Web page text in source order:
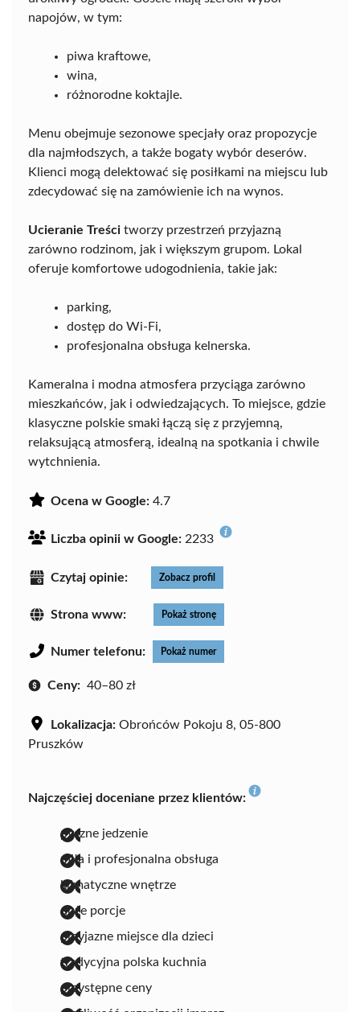
napojów, w tym:
piwa kraftowe,
wina,
różnorodne koktajle.
Menu obejmuje sezonowe specjały oraz propozycje
dla najmłodszych, a także bogaty wybór deserów.
Klienci mogą delektować się posiłkami na miejscu lub
zdecydować się na zamówienie ich na wynos.
Ucieranie Treści tworzy przestrzeń przyjazną
zarówno rodzinom, jak i większym grupom. Lokal
oferuje komfortowe udogodnienia, takie jak:
parking,
dostęp do Wi-Fi,
profesjonalna obsługa kelnerska.
Kameralna i modna atmosfera przyciąga zarówno
mieszkańców, jak i odwiedzających. To miejsce, gdzie
klasyczne polskie smaki łączą się z przyjemną,
relaksującą atmosferą, idealną na spotkania i chwile
wytchnienia.
Ocena w Google: 4.7
Liczba opinii w Google: 2233
Czytaj opinie: Zobacz profil
Strona www: Pokaż stronę
Numer telefonu: Pokaż numer
Ceny: 40–80 zł
Lokalizacja: Obrońców Pokoju 8, 05-800
Pruszków
Najczęściej doceniane przez klientów:
pyszne jedzenie
miła i profesjonalna obsługa
klimatyczne wnętrze
duże porcje
przyjazne miejsce dla dzieci
tradycyjna polska kuchnia
przystępne ceny